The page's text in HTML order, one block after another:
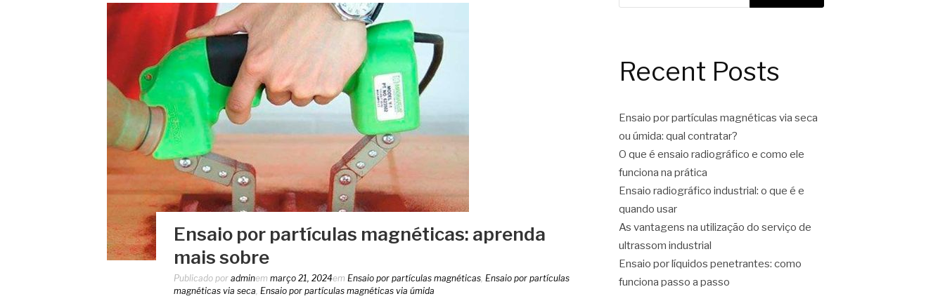
Ensaio por partículas magnéticas: aprenda
mais sobre
Publicado por adminem março 21, 2024em Ensaio por partículas magnéticas, Ensaio por partículas
magnéticas via seca, Ensaio por partículas magnéticas via úmida
Recent Posts
Ensaio por partículas magnéticas via seca
ou úmida: qual contratar?
O que é ensaio radiográfico e como ele
funciona na prática
Ensaio radiográfico industrial: o que é e
quando usar
As vantagens na utilização do serviço de
ultrassom industrial
Ensaio por líquidos penetrantes: como
funciona passo a passo